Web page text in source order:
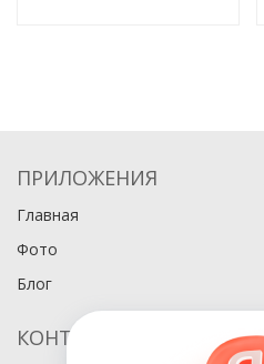
ПРИЛОЖЕНИЯ
Главная
Фото
Блог
КОНТАКТЫ